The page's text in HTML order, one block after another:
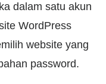
dalam satu akun
WordPress
website yang
password.